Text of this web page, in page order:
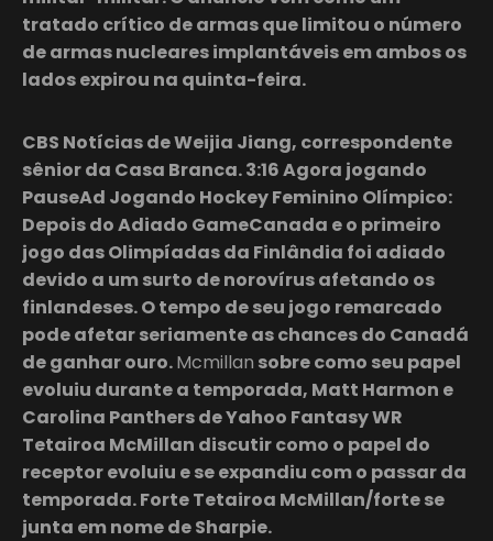
tratado crítico de armas que limitou o número
de armas nucleares implantáveis em ambos os
lados expirou na quinta-feira.
CBS Notícias de Weijia Jiang, correspondente
sênior da Casa Branca. 3:16 Agora jogando
PauseAd Jogando Hockey Feminino Olímpico:
Depois do Adiado GameCanada e o primeiro
jogo das Olimpíadas da Finlândia foi adiado
devido a um surto de norovírus afetando os
finlandeses. O tempo de seu jogo remarcado
pode afetar seriamente as chances do Canadá
de ganhar ouro.Mcmillan sobre como seu papel
evoluiu durante a temporada, Matt Harmon e
Carolina Panthers de Yahoo Fantasy WR
Tetairoa McMillan discutir como o papel do
receptor evoluiu e se expandiu com o passar da
temporada. Forte Tetairoa McMillan/forte se
junta em nome de Sharpie.